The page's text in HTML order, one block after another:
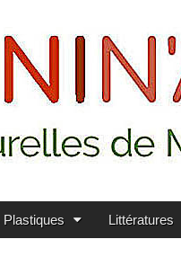
Plastiques Littératures